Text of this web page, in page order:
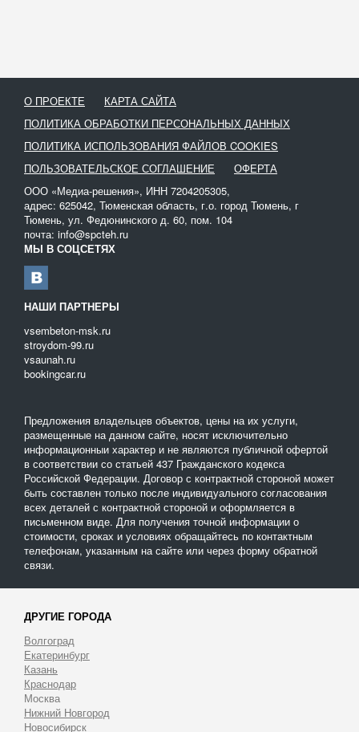
О ПРОЕКТЕ
КАРТА САЙТА
ПОЛИТИКА ОБРАБОТКИ ПЕРСОНАЛЬНЫХ ДАННЫХ
ПОЛИТИКА ИСПОЛЬЗОВАНИЯ ФАЙЛОВ COOKIES
ПОЛЬЗОВАТЕЛЬСКОЕ СОГЛАШЕНИЕ
ОФЕРТА
ООО «Медиа-решения», ИНН 7204205305,
адрес: 625042, Тюменская область, г.о. город Тюмень, г
Тюмень, ул. Федюнинского д. 60, пом. 104
почта: info@spcteh.ru
МЫ В СОЦСЕТЯХ
НАШИ ПАРТНЕРЫ
vsembeton-msk.ru
stroydom-99.ru
vsaunah.ru
bookingcar.ru
Предложения владельцев объектов, цены на их услуги,
размещенные на данном сайте, носят исключительно
информационныи характер и не являются публичной офертой
в соответствии со статьей 437 Гражданского кодекса
Российской Федерации. Договор с контрактной стороной может
быть составлен только после индивидуального согласования
всех деталей с контрактной стороной и оформляется в
письменном виде. Для получения точной информации о
стоимости, сроках и условиях обращайтесь по контактным
телефонам, указанным на сайте или через форму обратной
связи.
ДРУГИЕ ГОРОДА
Волгоград
Екатеринбург
Казань
Краснодар
Москва
Нижний Новгород
Новосибирск